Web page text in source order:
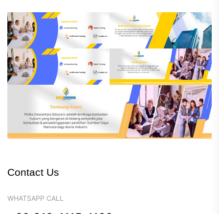
Contact Us
WHATSAPP CALL